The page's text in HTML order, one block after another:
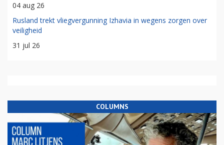
04 aug 26
Rusland trekt vliegvergunning Izhavia in wegens zorgen over
veiligheid
31 jul 26
COLUMNS